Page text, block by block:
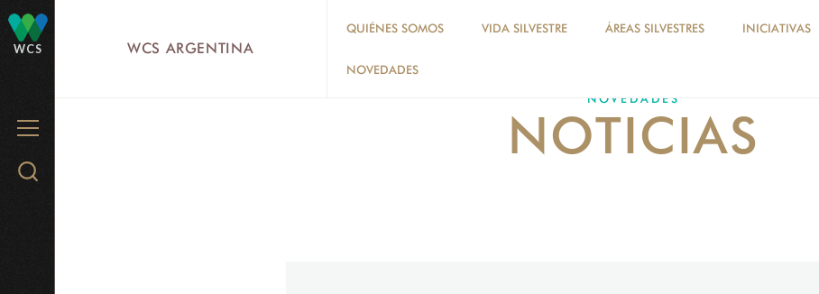
WCS
MENU
Search
WCS ARGENTINA
QUIÉNES SOMOS VIDA SILVESTRE ÁREAS SILVESTRES INICIATIVAS
NOVEDADES
NOVEDADES
NOTICIAS